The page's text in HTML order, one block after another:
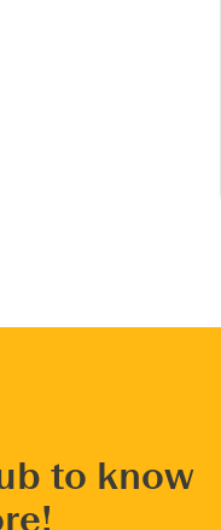
to know